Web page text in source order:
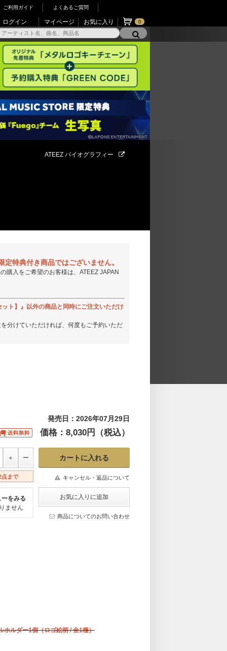
ご利用ガイド よくあるご質問
ログイン マイページ お気に入り 0
ATEEZ バイオグラフィー
特典付き商品ではございません。
購入をご希望のお客様は、ATEEZ JAPAN
ト】』以外の商品と同時にご注文いただけ
分けていただければ、何度もご予約いただ
発売日：2026年07月29日
価格：8,030円（税込）
点まで キャンセル・返品について
をみる
ません
商品についてのお問い合わせ
ホルダー1個（ロゴ絵柄 / 全1種）